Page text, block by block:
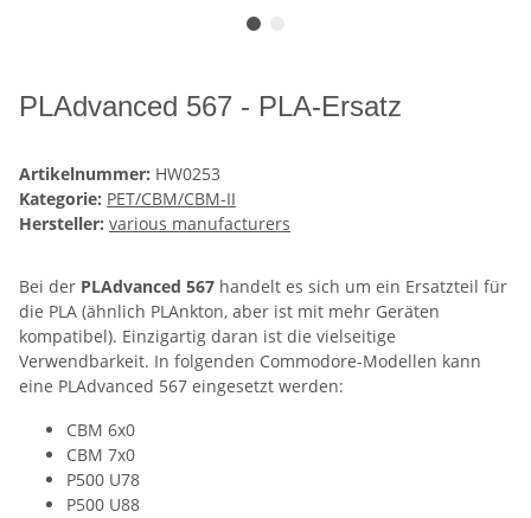
PLAdvanced 567 - PLA-Ersatz
Artikelnummer: HW0253
Kategorie: PET/CBM/CBM-II
Hersteller: various manufacturers
Bei der PLAdvanced 567 handelt es sich um ein Ersatzteil für
die PLA (ähnlich PLAnkton, aber ist mit mehr Geräten
kompatibel). Einzigartig daran ist die vielseitige
Verwendbarkeit. In folgenden Commodore-Modellen kann
eine PLAdvanced 567 eingesetzt werden:
CBM 6x0
CBM 7x0
P500 U78
P500 U88